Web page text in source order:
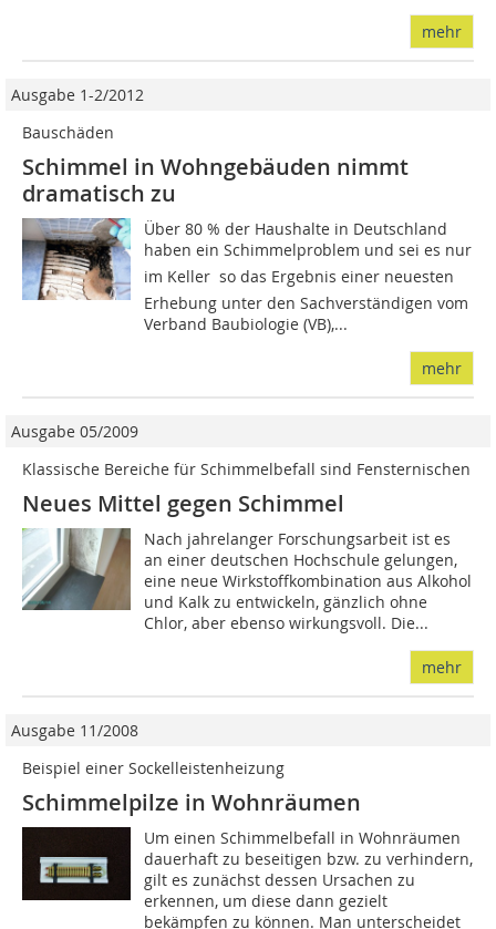
mehr
Ausgabe 1-2/2012
Bauschäden
Schimmel in Wohngebäuden nimmt
dramatisch zu
Über 80 % der Haushalte in Deutschland
haben ein Schimmelproblem und sei es nur
im Keller  so das Ergebnis einer neuesten
Erhebung unter den Sachverständigen vom
Verband Baubiologie (VB),...
mehr
Ausgabe 05/2009
Klassische Bereiche für Schimmelbefall sind Fensternischen
Neues Mittel gegen Schimmel
Nach jahrelanger Forschungsarbeit ist es
an einer deutschen Hochschule gelungen,
eine neue Wirkstoffkombination aus Alkohol
und Kalk zu entwickeln, gänzlich ohne
Chlor, aber ebenso wirkungsvoll. Die...
mehr
Ausgabe 11/2008
Beispiel einer Sockelleistenheizung
Schimmelpilze in Wohnräumen
Um einen Schimmelbefall in Wohnräumen
dauerhaft zu beseitigen bzw. zu verhindern,
gilt es zunächst dessen Ursachen zu
erkennen, um diese dann gezielt
bekämpfen zu können. Man unterscheidet